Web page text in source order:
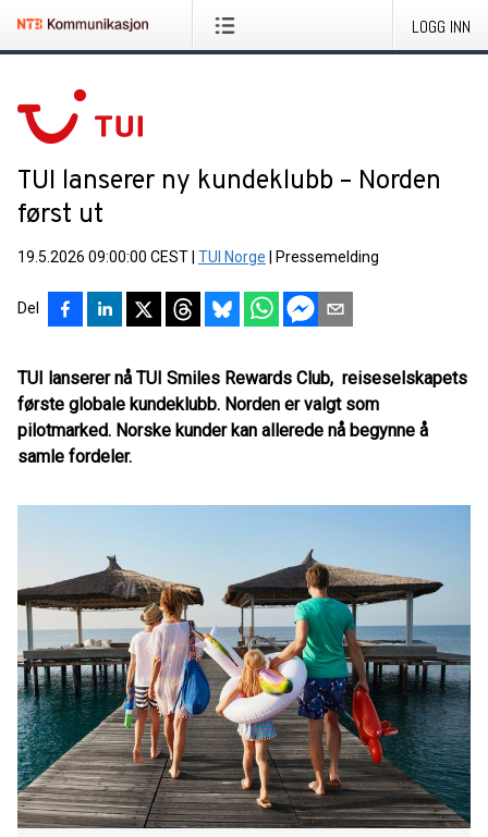
LOGG INN
TUI lanserer ny kundeklubb – Norden
først ut
19.5.2026 09:00:00 CEST TUI Norge Pressemelding
Del
TUI lanserer nå TUI Smiles Rewards Club, reiseselskapets
første globale kundeklubb. Norden er valgt som
pilotmarked. Norske kunder kan allerede nå begynne å
samle fordeler.